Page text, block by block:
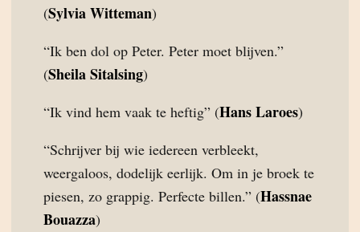
(Sylvia Witteman)
“Ik ben dol op Peter. Peter moet blijven.”
(Sheila Sitalsing)
“Ik vind hem vaak te heftig” (Hans Laroes)
“Schrijver bij wie iedereen verbleekt,
weergaloos, dodelijk eerlijk. Om in je broek te
piesen, zo grappig. Perfecte billen.” (Hassnae
Bouazza)